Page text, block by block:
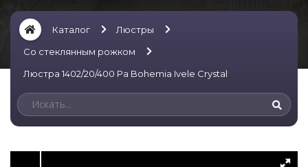
Каталог
Люстры
Со стеклянным рожком
Люстра 1402/20/400 Pa Bohemia Ivele Crystal